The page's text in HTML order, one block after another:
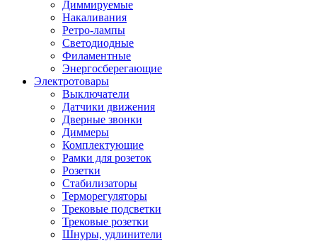
Диммируемые
Накаливания
Ретро-лампы
Светодиодные
Филаментные
Энергосберегающие
Электротовары
Выключатели
Датчики движения
Дверные звонки
Диммеры
Комплектующие
Рамки для розеток
Розетки
Стабилизаторы
Терморегуляторы
Трековые подсветки
Трековые розетки
Шнуры, удлинители